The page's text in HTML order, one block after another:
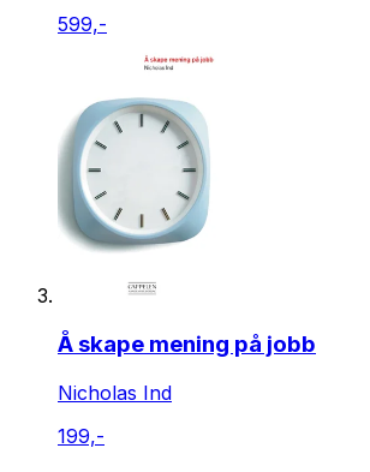
599,-
Å skape mening på jobb
Nicholas Ind
199,-